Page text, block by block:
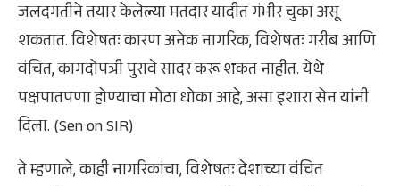
जलदगतीने तयार केलेल्या मतदार यादीत गंभीर चुका असू
शकतात. विशेषतः कारण अनेक नागरिक, विशेषतः गरीब आणि
वंचित, कागदोपत्री पुरावे सादर करू शकत नाहीत. येथे
पक्षपातपणा होण्याचा मोठा धोका आहे, असा इशारा सेन यांनी
दिला. (Sen on SIR)
ते म्हणाले, काही नागरिकांचा, विशेषतः देशाच्या वंचित